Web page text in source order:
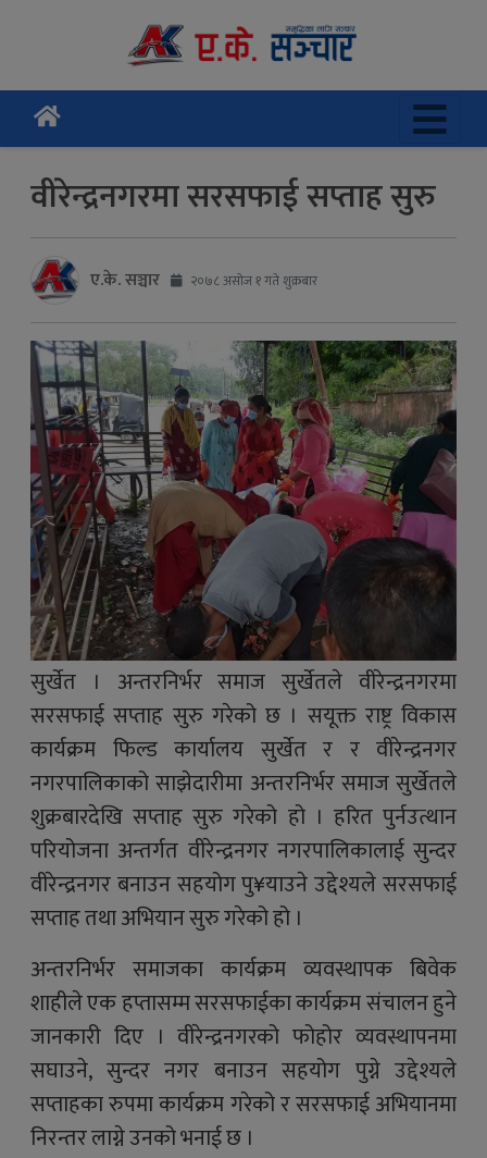
वीरेन्द्रनगरमा सरसफाई सप्ताह सुरु
ए.के. सञ्चार २०७८ असोज १ गते शुक्रबार
सुर्खेत । अन्तरनिर्भर समाज सुर्खेतले वीरेन्द्रनगरमा
सरसफाई सप्ताह सुरु गरेको छ । सयूक्त राष्ट्र विकास
कार्यक्रम फिल्ड कार्यालय सुर्खेत र र वीरेन्द्रनगर
नगरपालिकाको साझेदारीमा अन्तरनिर्भर समाज सुर्खेतले
शुक्रबारदेखि सप्ताह सुरु गरेको हो । हरित पुर्नउत्थान
परियोजना अन्तर्गत वीरेन्द्रनगर नगरपालिकालाई सुन्दर
वीरेन्द्रनगर बनाउन सहयोग पु¥याउने उद्देश्यले सरसफाई
सप्ताह तथा अभियान सुरु गरेको हो ।
अन्तरनिर्भर समाजका कार्यक्रम व्यवस्थापक बिवेक
शाहीले एक हप्तासम्म सरसफाईका कार्यक्रम संचालन हुने
जानकारी दिए । वीरेन्द्रनगरको फोहोर व्यवस्थापनमा
सघाउने, सुन्दर नगर बनाउन सहयोग पुग्ने उद्देश्यले
सप्ताहका रुपमा कार्यक्रम गरेको र सरसफाई अभियानमा
निरन्तर लाग्ने उनको भनाई छ ।